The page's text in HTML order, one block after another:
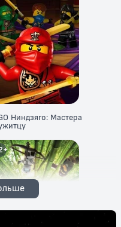
Ниндзяго: Мастера